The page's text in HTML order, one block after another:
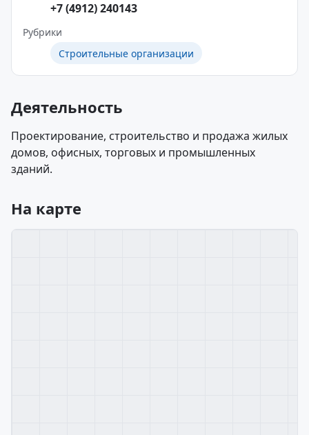
+7 (4912) 240143
Рубрики
Строительные организации
Деятельность
Проектирование, строительство и продажа жилых
домов, офисных, торговых и промышленных
зданий.
На карте